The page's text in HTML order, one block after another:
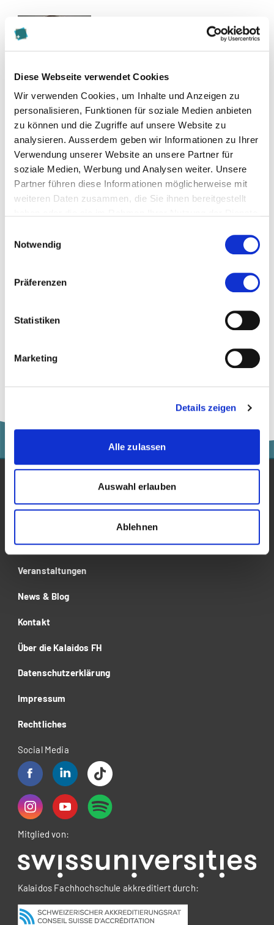
Diese Webseite verwendet Cookies
Wir verwenden Cookies, um Inhalte und Anzeigen zu
personalisieren, Funktionen für soziale Medien anbieten
zu können und die Zugriffe auf unsere Website zu
analysieren. Ausserdem geben wir Informationen zu Ihrer
Verwendung unserer Website an unsere Partner für
soziale Medien, Werbung und Analysen weiter. Unsere
Partner führen diese Informationen möglicherweise mit
weiteren Daten zusammen, die Sie ihnen bereitgestellt
Notwendig
Präferenzen
Statistiken
Marketing
Details zeigen
Alle zulassen
Auswahl erlauben
Ablehnen
Kontakt
tbrotzer@kpmg.com
Zur Merkliste hinzufügen
Internationales Steuerrecht
Forschung
Veranstaltungen
News & Blog
Kontakt
Über die Kalaidos FH
Datenschutzerklärung
Impressum
Rechtliches
Social Media
Mitglied von:
Kalaidos Fachhochschule akkreditiert durch: